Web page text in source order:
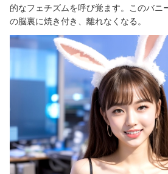
的なフェチズムを呼び覚ます。このバニ
の脳裏に焼き付き、離れなくなる。